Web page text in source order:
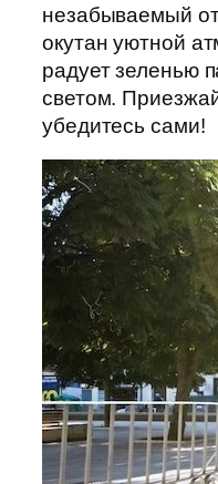
незабываемый
окутан уютной
радует зеленью
светом.
убедитесь сами!